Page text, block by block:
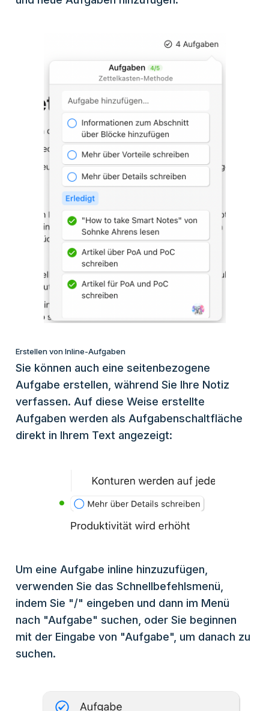
Erstellen von Inline-Aufgaben
Sie können auch eine seitenbezogene
Aufgabe erstellen, während Sie Ihre Notiz
verfassen. Auf diese Weise erstellte
Aufgaben werden als Aufgabenschaltfläche
direkt in Ihrem Text angezeigt:
Um eine Aufgabe inline hinzuzufügen,
verwenden Sie das Schnellbefehlsmenü,
indem Sie "/" eingeben und dann im Menü
nach "Aufgabe" suchen, oder Sie beginnen
mit der Eingabe von "Aufgabe", um danach zu
suchen.